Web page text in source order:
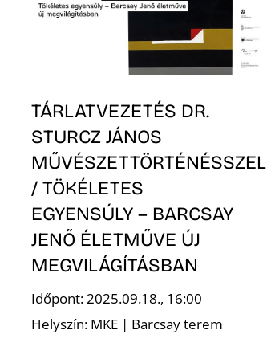
TÁRLATVEZETÉS DR.
STURCZ JÁNOS
MŰVÉSZETTÖRTÉNÉSSZEL
/ TÖKÉLETES
EGYENSÚLY – BARCSAY
JENŐ ÉLETMŰVE ÚJ
MEGVILÁGÍTÁSBAN
Időpont: 2025.09.18., 16:00
Helyszín: MKE | Barcsay terem